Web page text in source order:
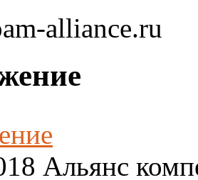
alliance.ru
Альянс